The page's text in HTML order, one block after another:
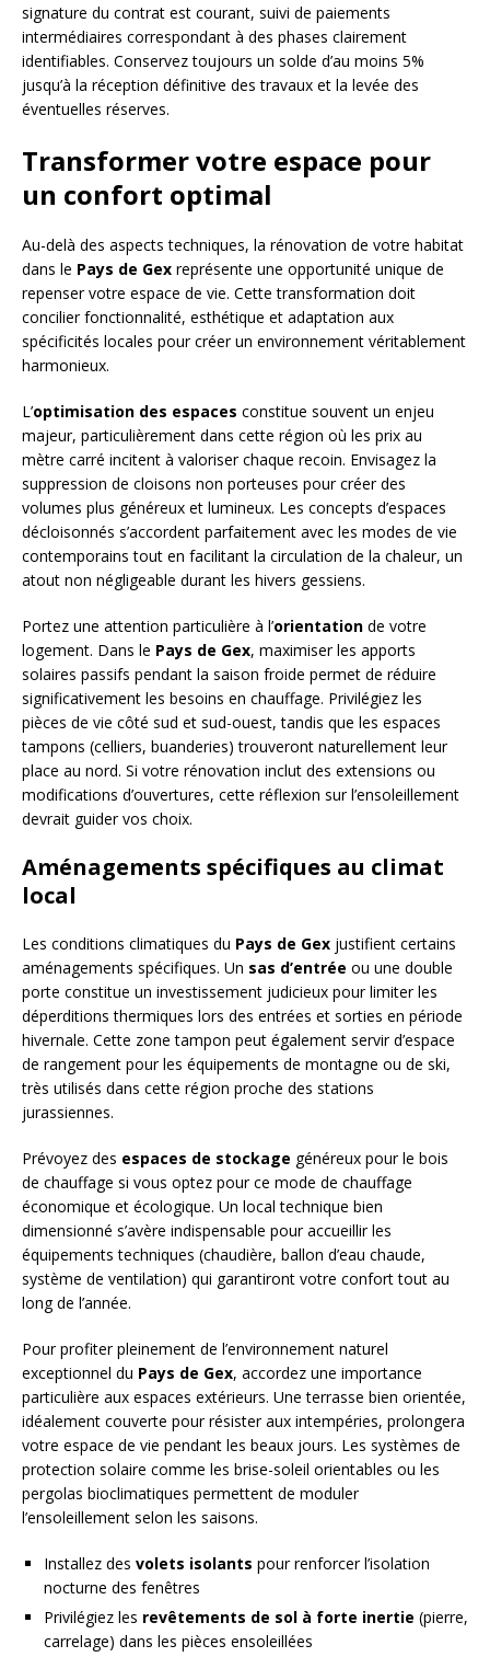
signature du contrat est courant, suivi de paiements
intermédiaires correspondant à des phases clairement
identifiables. Conservez toujours un solde d’au moins 5%
jusqu’à la réception définitive des travaux et la levée des
éventuelles réserves.
Transformer votre espace pour
un confort optimal
Au-delà des aspects techniques, la rénovation de votre habitat
dans le Pays de Gex représente une opportunité unique de
repenser votre espace de vie. Cette transformation doit
concilier fonctionnalité, esthétique et adaptation aux
spécificités locales pour créer un environnement véritablement
harmonieux.
L’optimisation des espaces constitue souvent un enjeu
majeur, particulièrement dans cette région où les prix au
mètre carré incitent à valoriser chaque recoin. Envisagez la
suppression de cloisons non porteuses pour créer des
volumes plus généreux et lumineux. Les concepts d’espaces
décloisonnés s’accordent parfaitement avec les modes de vie
contemporains tout en facilitant la circulation de la chaleur, un
atout non négligeable durant les hivers gessiens.
Portez une attention particulière à l’orientation de votre
logement. Dans le Pays de Gex, maximiser les apports
solaires passifs pendant la saison froide permet de réduire
significativement les besoins en chauffage. Privilégiez les
pièces de vie côté sud et sud-ouest, tandis que les espaces
tampons (celliers, buanderies) trouveront naturellement leur
place au nord. Si votre rénovation inclut des extensions ou
modifications d’ouvertures, cette réflexion sur l’ensoleillement
devrait guider vos choix.
Aménagements spécifiques au climat
local
Les conditions climatiques du Pays de Gex justifient certains
aménagements spécifiques. Un sas d’entrée ou une double
porte constitue un investissement judicieux pour limiter les
déperditions thermiques lors des entrées et sorties en période
hivernale. Cette zone tampon peut également servir d’espace
de rangement pour les équipements de montagne ou de ski,
très utilisés dans cette région proche des stations
jurassiennes.
Prévoyez des espaces de stockage généreux pour le bois
de chauffage si vous optez pour ce mode de chauffage
économique et écologique. Un local technique bien
dimensionné s’avère indispensable pour accueillir les
équipements techniques (chaudière, ballon d’eau chaude,
système de ventilation) qui garantiront votre confort tout au
long de l’année.
Pour profiter pleinement de l’environnement naturel
exceptionnel du Pays de Gex, accordez une importance
particulière aux espaces extérieurs. Une terrasse bien orientée,
idéalement couverte pour résister aux intempéries, prolongera
votre espace de vie pendant les beaux jours. Les systèmes de
protection solaire comme les brise-soleil orientables ou les
pergolas bioclimatiques permettent de moduler
l’ensoleillement selon les saisons.
Installez des volets isolants pour renforcer l’isolation
nocturne des fenêtres
Privilégiez les revêtements de sol à forte inertie (pierre,
carrelage) dans les pièces ensoleillées